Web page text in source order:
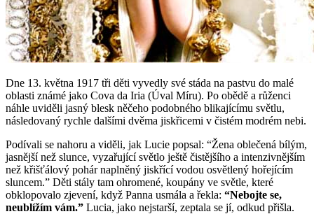
Dne 13. května 1917 tři děti vyvedly své stáda na pastvu do malé
oblasti známé jako Cova da Iria (Úval Míru). Po obědě a růženci
náhle uviděli jasný blesk něčeho podobného blikajícímu světlu,
následovaný rychle dalšími dvěma jiskřicemi v čistém modrém nebi.
Podívali se nahoru a viděli, jak Lucie popsal: “Žena oblečená bílým,
jasnější než slunce, vyzařující světlo ještě čistějšího a intenzivnějším
než křišťálový pohár naplněný jiskřící vodou osvětlený hořejícím
sluncem.” Děti stály tam ohromené, koupány ve světle, které
obklopovalo zjevení, když Panna usmála a řekla: “Nebojte se,
neublížím vám.” Lucia, jako nejstarší, zeptala se jí, odkud přišla.